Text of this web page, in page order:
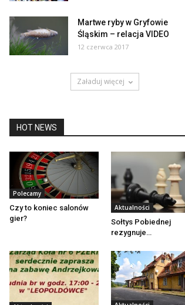
Martwe ryby w Gryfowie
Śląskim – relacja VIDEO
12 czerwca 2017
Załaduj więcej
HOT NEWS
Polecamy
Czy to koniec salonów
gier?
Aktualności
Sołtys Pobiednej
rezygnuje…